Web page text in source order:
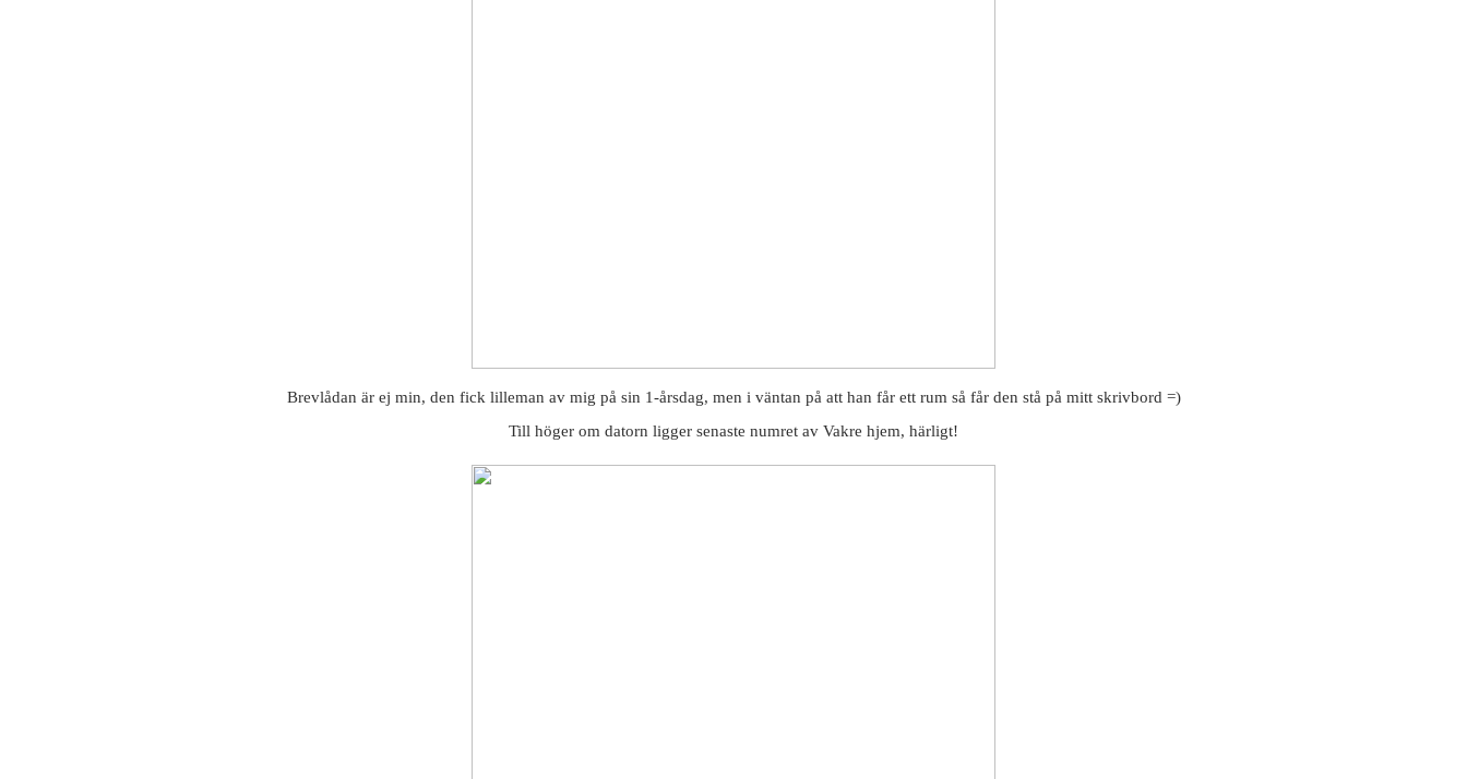
Brevlådan är ej min, den fick lilleman av mig på sin 1-årsdag, men i väntan på att han får ett rum så får den stå på mitt skrivbord =)
Till höger om datorn ligger senaste numret av Vakre hjem, härligt!